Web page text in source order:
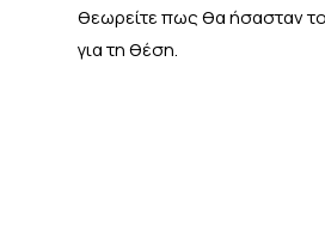
θεωρείτε πως θα ήσασταν
για τη θέση.